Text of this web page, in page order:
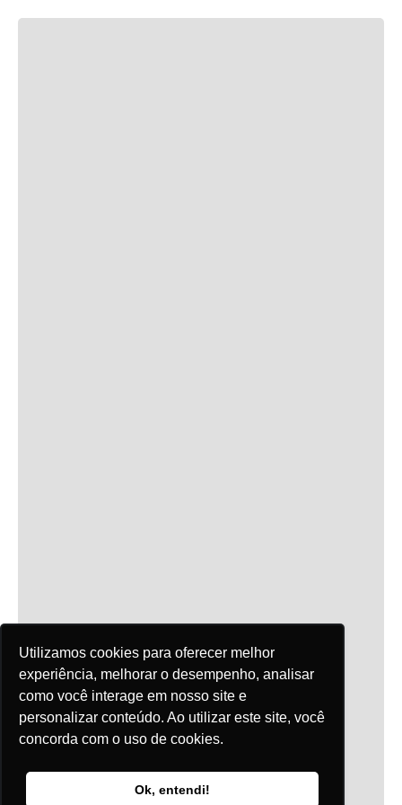
Utilizamos cookies para oferecer melhor
experiência, melhorar o desempenho, analisar
como você interage em nosso site e
personalizar conteúdo. Ao utilizar este site, você
concorda com o uso de cookies.
Ok, entendi!